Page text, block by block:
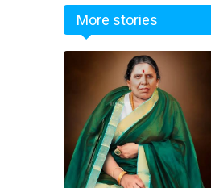
More stories